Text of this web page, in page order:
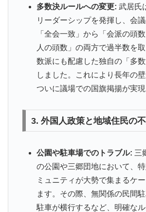
多数決ルールへの変更: 武居氏
リーダーシップを発揮し、会
「全会一致」から「会派の頭
人の頭数」の両方で過半数を
数派にも配慮した独自の「多
しました。これにより長年の壁
ついに議場での国旗掲揚が実現
3. 外国人政策と地域住民の
公園や駐車場でのトラブル: 三
の公園や三郷団地において、
ミュニティが大勢で集まるケ
ます。その際、無関係の民間
駐車が横行するなど、明確な